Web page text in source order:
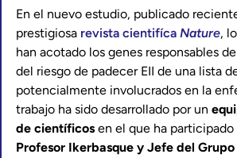
En el nuevo estudio, publicado
prestigiosa revista cientifíca Nature,
han acotado los genes responsables
del riesgo de padecer EII de una lista
potencialmente involucrados en la
trabajo ha sido desarrollado por un
de científicos en el que ha participado
Profesor Ikerbasque y Jefe del